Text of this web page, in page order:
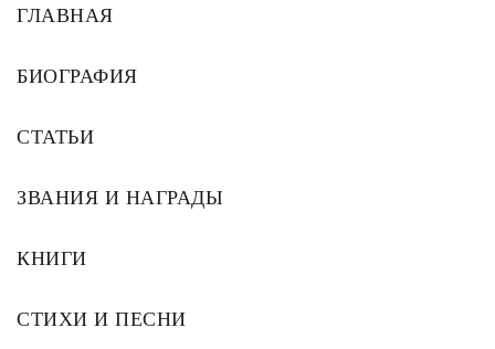
ГЛАВНАЯ
БИОГРАФИЯ
СТАТЬИ
ЗВАНИЯ И НАГРАДЫ
КНИГИ
СТИХИ И ПЕСНИ